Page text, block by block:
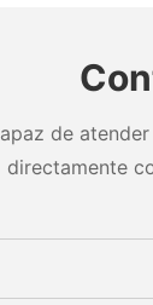
de
directamente